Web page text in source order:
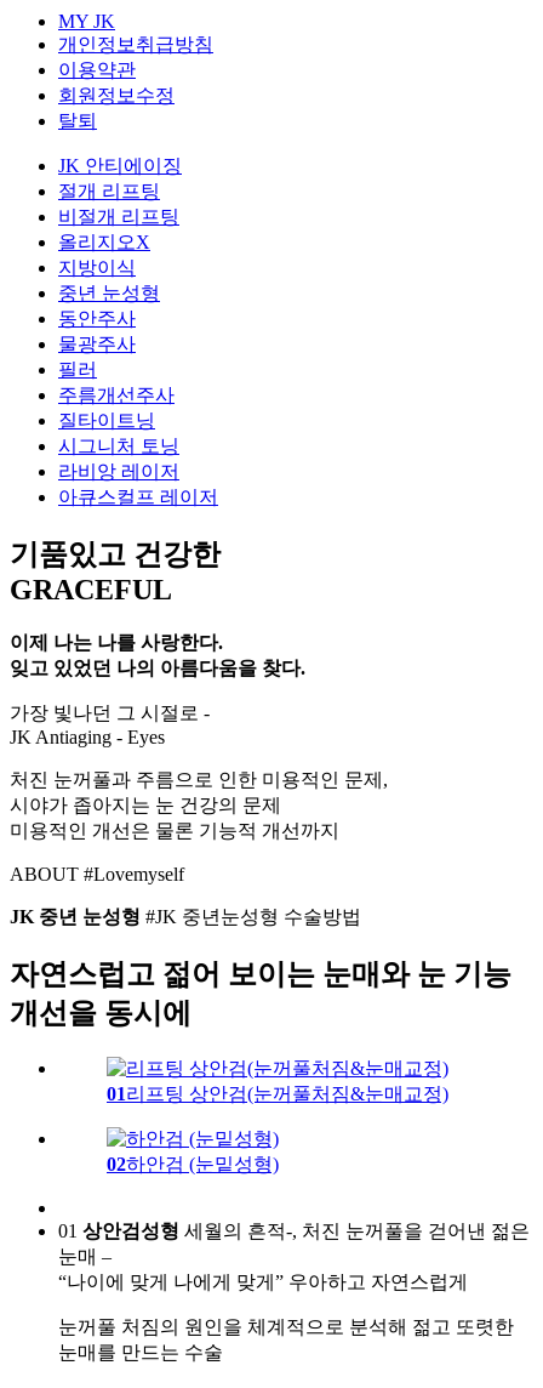
MY JK
개인정보취급방침
이용약관
회원정보수정
탈퇴
JK 안티에이징
절개 리프팅
비절개 리프팅
올리지오X
지방이식
중년 눈성형
동안주사
물광주사
필러
주름개선주사
질타이트닝
시그니처 토닝
라비앙 레이저
아큐스컬프 레이저
기품있고 건강한
GRACEFUL
이제 나는 나를 사랑한다.
잊고 있었던 나의 아름다움을 찾다.
가장 빛나던 그 시절로 -
JK Antiaging - Eyes
처진 눈꺼풀과 주름으로 인한 미용적인 문제,
시야가 좁아지는 눈 건강의 문제
미용적인 개선은 물론 기능적 개선까지
ABOUT #Lovemyself
JK 중년 눈성형 #JK 중년눈성형 수술방법
자연스럽고 젊어 보이는 눈매와 눈 기능
개선을 동시에
01리프팅 상안검(눈꺼풀처짐&눈매교정)
02하안검 (눈밑성형)
01 상안검성형 세월의 흔적-, 처진 눈꺼풀을 걷어낸 젊은
눈매 –
“나이에 맞게 나에게 맞게” 우아하고 자연스럽게
눈꺼풀 처짐의 원인을 체계적으로 분석해 젊고 또렷한
눈매를 만드는 수술